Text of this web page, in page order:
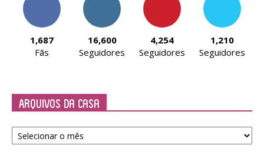
1,687
Fãs
16,600
Seguidores
4,254
Seguidores
1,210
Seguidores
Arquivos da Casa
Arquivos
da